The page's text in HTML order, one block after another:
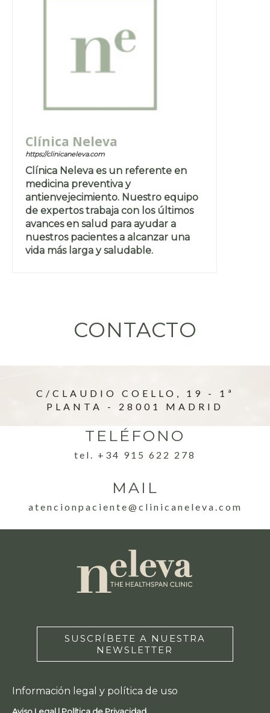
Clínica Neleva
https://clinicaneleva.com
Clínica Neleva es un referente en
medicina preventiva y
antienvejecimiento. Nuestro equipo
de expertos trabaja con los últimos
avances en salud para ayudar a
nuestros pacientes a alcanzar una
vida más larga y saludable.
CONTACTO
C/CLAUDIO COELLO, 19 - 1ª
PLANTA - 28001 MADRID
TELÉFONO
tel. +34 915 622 278
MAIL
atencionpaciente@clinicaneleva.com
SUSCRÍBETE A NUESTRA
NEWSLETTER
Información legal y política de uso
Aviso Legal | Política de Privacidad